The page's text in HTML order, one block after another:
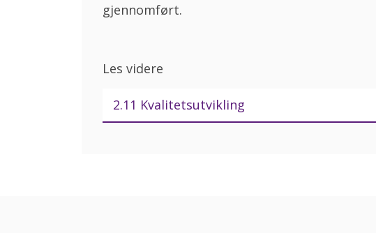
gjennomført.
Les videre
2.11 Kvalitetsutvikling